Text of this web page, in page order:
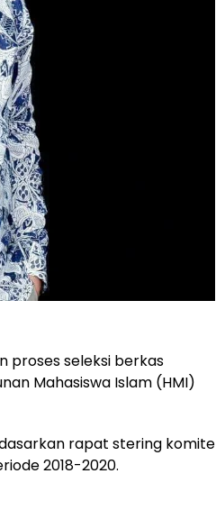
proses seleksi berkas
Mahasiswa Islam (HMI)
rapat stering komite
2018-2020.